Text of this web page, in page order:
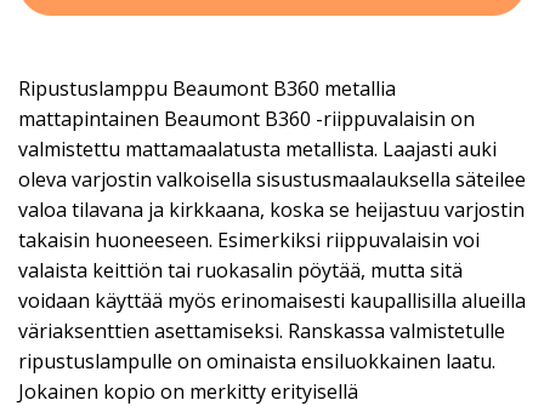
Ripustuslamppu Beaumont B360 metallia
mattapintainen Beaumont B360 -riippuvalaisin on
valmistettu mattamaalatusta metallista. Laajasti auki
oleva varjostin valkoisella sisustusmaalauksella säteilee
valoa tilavana ja kirkkaana, koska se heijastuu varjostin
takaisin huoneeseen. Esimerkiksi riippuvalaisin voi
valaista keittiön tai ruokasalin pöytää, mutta sitä
voidaan käyttää myös erinomaisesti kaupallisilla alueilla
väriaksenttien asettamiseksi. Ranskassa valmistetulle
ripustuslampulle on ominaista ensiluokkainen laatu.
Jokainen kopio on merkitty erityisellä